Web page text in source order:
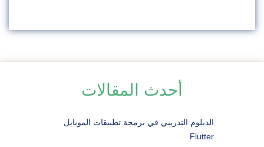
أحدث المقالات
الدبلوم التدريبي في برمجة تطبيقات الموبايل
Flutter